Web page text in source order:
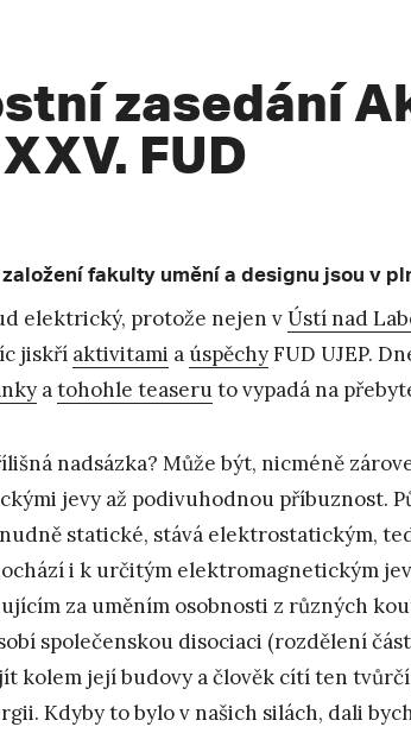
zasedání
FUD
fakulty umění a designu jsou v
elektrický, protože nejen vÚstí nad
jiskří aktivitami a úspěchyFUD UJEP.
atohohle teaseruto vypadá na
nadsázka? Může být, nicméně
jevy až podivuhodnou příbuznost.
statické, stává elektrostatickým,
i k určitým elektromagnetickým
za uměním osobnosti z různých
společenskou disociaci (rozdělení
kolem její budovy a člověk cítí ten
Kdyby to bylo v našich silách, dali